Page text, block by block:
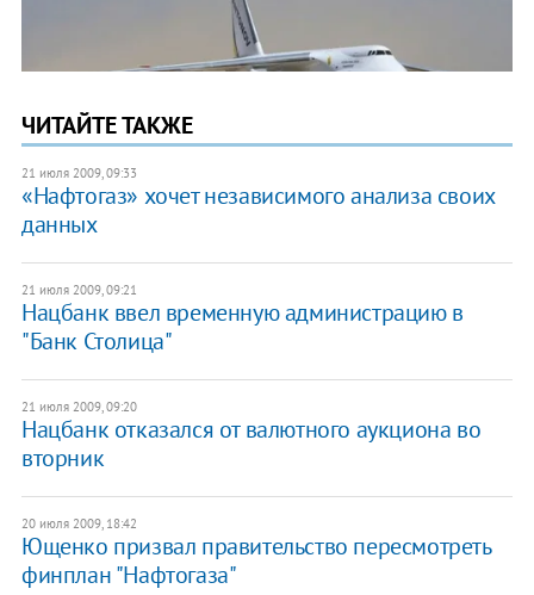
ЧИТАЙТЕ ТАКЖЕ
21 июля 2009, 09:33
«Нафтогаз» хочет независимого анализа своих
данных
21 июля 2009, 09:21
Нацбанк ввел временную администрацию в
"Банк Столица"
21 июля 2009, 09:20
Нацбанк отказался от валютного аукциона во
вторник
20 июля 2009, 18:42
Ющенко призвал правительство пересмотреть
финплан "Нафтогаза"